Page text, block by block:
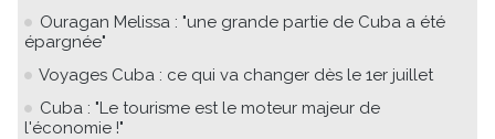
Ouragan Melissa : "une grande partie de Cuba a été
épargnée"
Voyages Cuba : ce qui va changer dès le 1er juillet
Cuba : "Le tourisme est le moteur majeur de
l'économie !"